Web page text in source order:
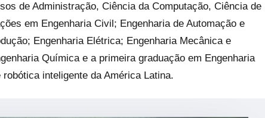
de Administração, Ciência da Computação, Ciência de
em Engenharia Civil; Engenharia de Automação e
Engenharia Elétrica; Engenharia Mecânica e
Química e a primeira graduação em Engenharia
inteligente da América Latina.